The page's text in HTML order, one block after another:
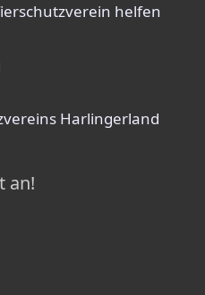
helfen
Harlingerland
an!